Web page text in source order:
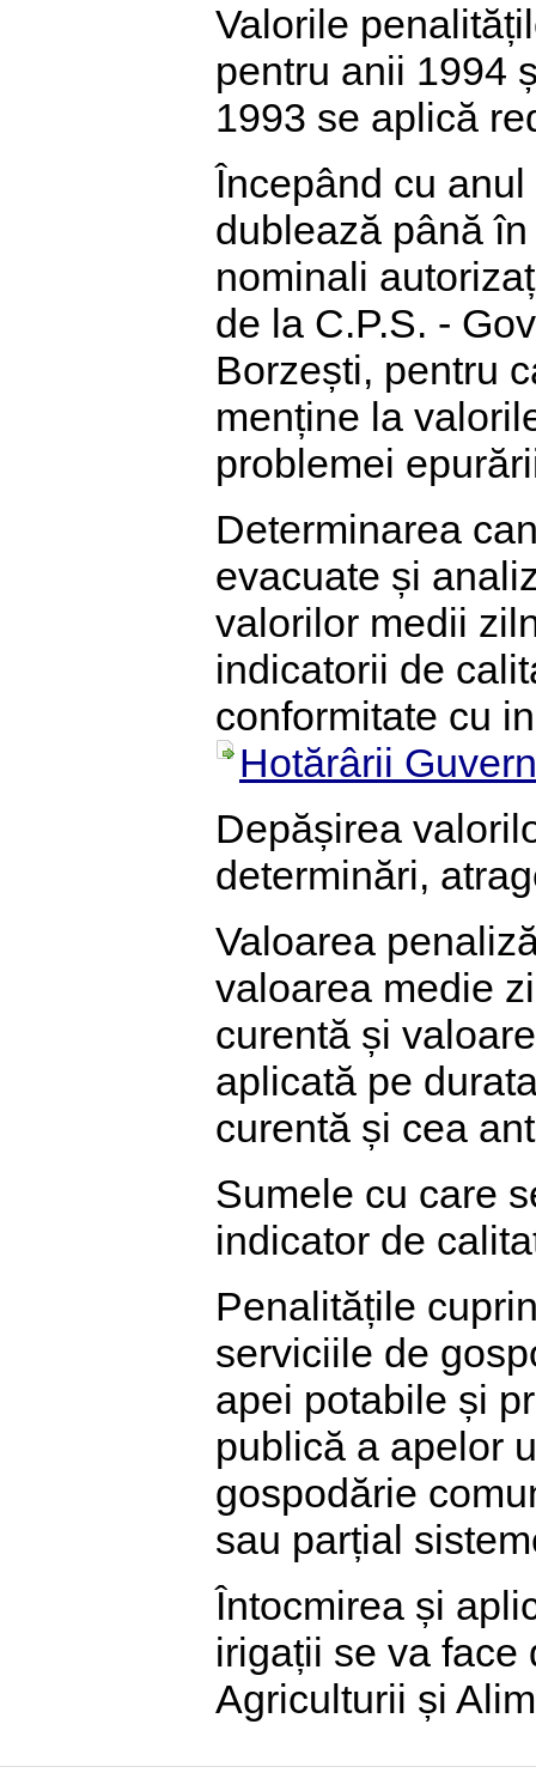
Valorile
pentru anii 1994
1993 se aplică
Începând cu
dublează până
nominali
de la C.P.S. -
Borzești, pentru
menține la
problemei
Determinarea
evacuate și
valorilor medii
indicatorii de
conformitate cu
Hotărârii
Depășirea
determinări,
Valoarea
valoarea medie
curentă și
aplicată pe
curentă și cea
Sumele cu care
indicator de
Penalitățile
serviciile de
apei potabile și
publică a apelor
gospodărie
sau parțial
Întocmirea și
irigații se va face
Agriculturii și